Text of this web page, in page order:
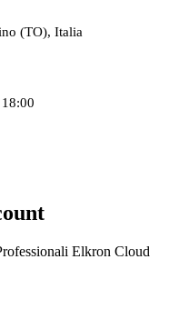
(TO), Italia
Elkron Cloud